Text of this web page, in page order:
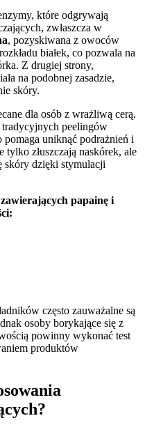
które odgrywają
zwłaszcza w
, pozyskiwana z owoców
białek, co pozwala na
Z drugiej strony,
na podobnej zasadzie,
skóry.
dla osób z wrażliwą cerą.
tradycyjnych peelingów
uniknąć podrażnień i
złuszczają naskórek, ale
skóry dzięki stymulacji
papainę i
często zauważalne są
osoby borykające się z
powinny wykonać test
produktów